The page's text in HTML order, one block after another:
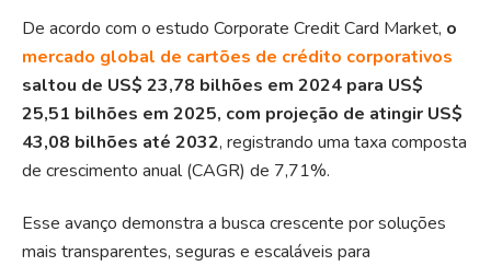
De acordo com o estudo Corporate Credit Card Market, o
mercado global de cartões de crédito corporativos
saltou de US$ 23,78 bilhões em 2024 para US$
25,51 bilhões em 2025, com projeção de atingir US$
43,08 bilhões até 2032, registrando uma taxa composta
de crescimento anual (CAGR) de 7,71%.
Esse avanço demonstra a busca crescente por soluções
mais transparentes, seguras e escaláveis para